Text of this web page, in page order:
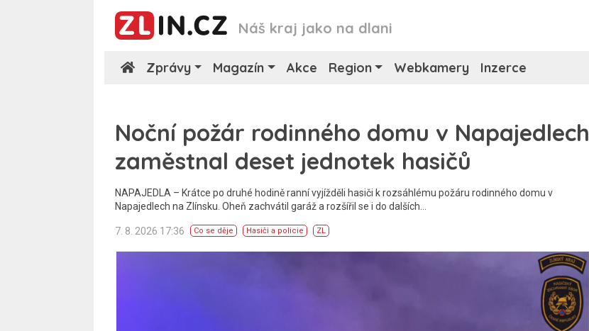
Náš kraj jako na dlani
Zprávy Magazín Akce Region Webkamery Inzerce
Noční požár rodinného domu v Napajedlech
zaměstnal deset jednotek hasičů
NAPAJEDLA – Krátce po druhé hodině ranní vyjížděli hasiči k rozsáhlému požáru rodinného domu v
Napajedlech na Zlínsku. Oheň zachvátil garáž a rozšířil se i do dalších…
7. 8. 2026 17:36 Co se děje Hasiči a policie ZL